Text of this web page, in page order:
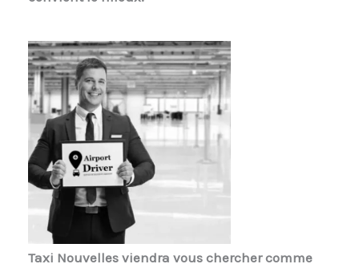
Taxi Nouvellesviendra vous chercher comme